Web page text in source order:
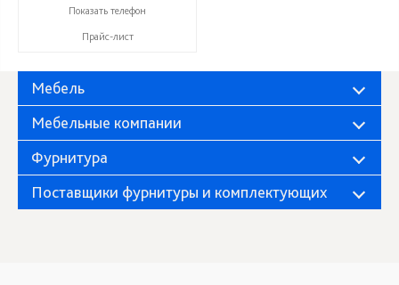
8 (927) 648-00-04
Показать телефон
Прайс-лист
Мебель
Мебельные компании
Фурнитура
Поставщики фурнитуры и комплектующих